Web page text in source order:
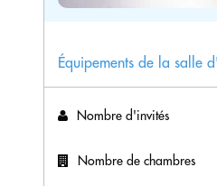
Équipements de la salle
Nombre d'invités
Nombre de chambres